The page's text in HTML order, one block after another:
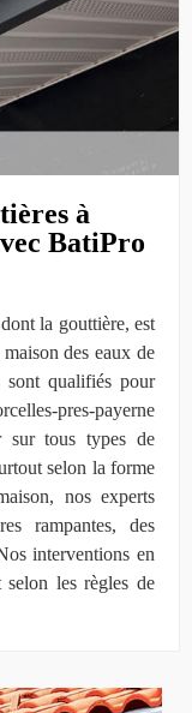
à
BatiPro
la gouttière, est
des eaux de
sont qualifiés pour
pres-payerne
sur tous types de
selon la forme
nos experts
rampantes, des
interventions en
les règles de